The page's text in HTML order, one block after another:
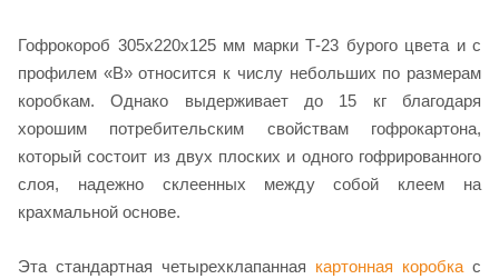
Гофрокороб 305х220х125 мм марки Т-23 бурого цвета и с
профилем «В» относится к числу небольших по размерам
коробкам. Однако выдерживает до 15 кг благодаря
хорошим потребительским свойствам гофрокартона,
который состоит из двух плоских и одного гофрированного
слоя, надежно склеенных между собой клеем на
крахмальной основе.
Эта стандартная четырехклапанная картонная коробкас